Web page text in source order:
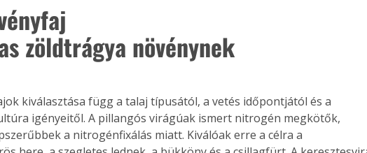
zöldtrágya növénynek
kiválasztása függ a talaj típusától, a vetés időpontjától és a
igényeitől. A pillangós virágúak ismert nitrogén megkötők,
a nitrogénfixálás miatt. Kiválóak erre a célra a